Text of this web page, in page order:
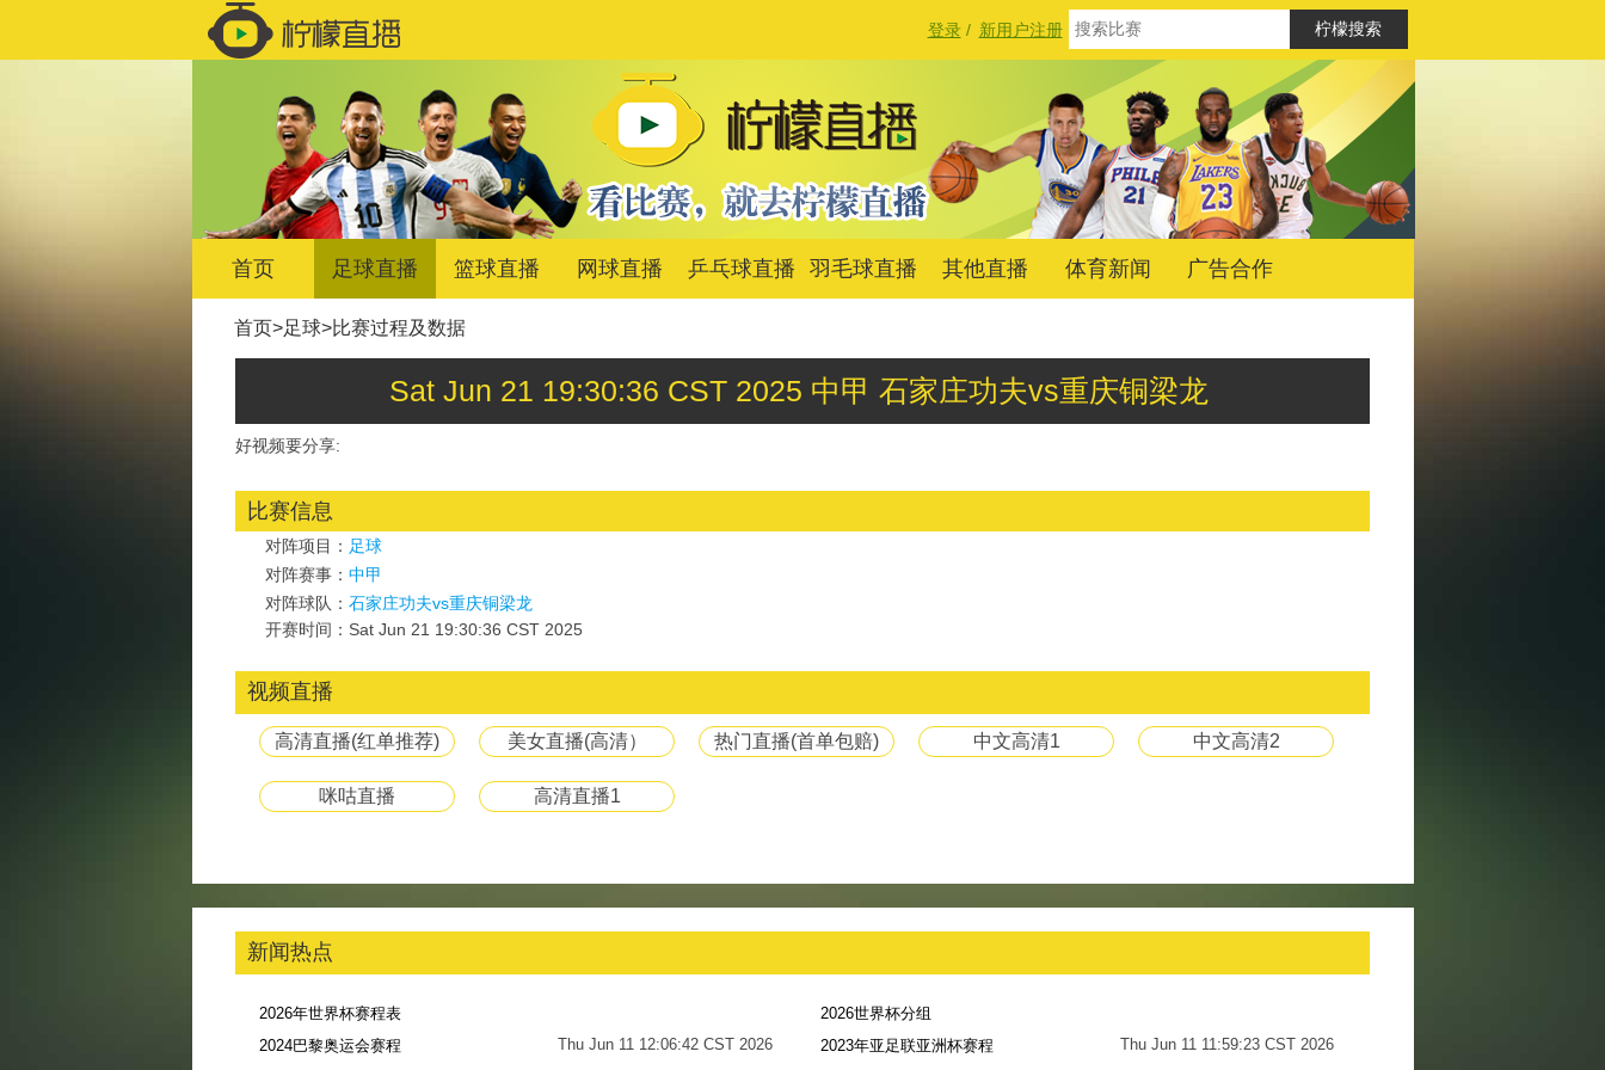
登录/ 新用户注册
首页 足球直播 篮球直播 网球直播 乒乓球直播 羽毛球直播 其他直播 体育新闻 广告合作
首页>足球>比赛过程及数据
Sat Jun 21 19:30:36 CST 2025 中甲 石家庄功夫vs重庆铜梁龙
好视频要分享:
比赛信息
对阵项目： 足球
对阵赛事： 中甲
对阵球队： 石家庄功夫vs重庆铜梁龙
开赛时间：Sat Jun 21 19:30:36 CST 2025
视频直播
高清直播(红单推荐) 美女直播(高清） 热门直播(首单包赔) 中文高清1 中文高清2
咪咕直播 高清直播1
新闻热点
2026年世界杯赛程表
Thu Jun 11 12:06:42 CST 2026
2026世界杯分组
Thu Jun 11 11:59:23 CST 2026
2024巴黎奥运会赛程
2023年亚足联亚洲杯赛程